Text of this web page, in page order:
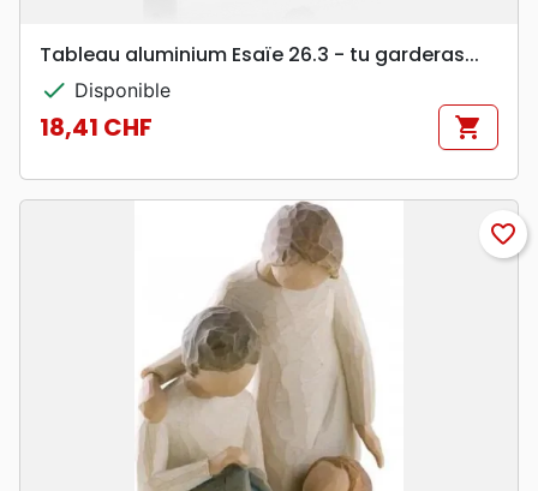
Tableau aluminium Esaïe 26.3 - tu garderas...
check Disponible
Prix
18,41 CHF shopping_cart
favorite_border